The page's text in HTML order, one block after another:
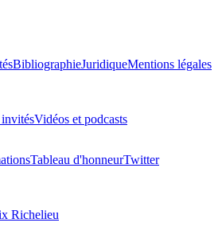
BibliographieJuridiqueMentions légales
Vidéos et podcasts
Tableau d'honneurTwitter
Richelieu